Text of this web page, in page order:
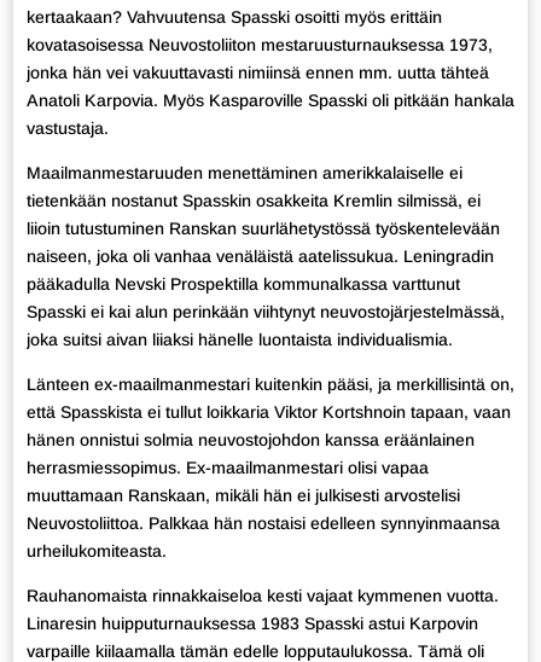
kertaakaan? Vahvuutensa Spasski osoitti myös erittäin
kovatasoisessa Neuvostoliiton mestaruusturnauksessa 1973,
jonka hän vei vakuuttavasti nimiinsä ennen mm. uutta tähteä
Anatoli Karpovia. Myös Kasparoville Spasski oli pitkään hankala
vastustaja.
Maailmanmestaruuden menettäminen amerikkalaiselle ei
tietenkään nostanut Spasskin osakkeita Kremlin silmissä, ei
liioin tutustuminen Ranskan suurlähetystössä työskentelevään
naiseen, joka oli vanhaa venäläistä aatelissukua. Leningradin
pääkadulla Nevski Prospektilla kommunalkassa varttunut
Spasski ei kai alun perinkään viihtynyt neuvostojärjestelmässä,
joka suitsi aivan liiaksi hänelle luontaista individualismia.
Länteen ex-maailmanmestari kuitenkin pääsi, ja merkillisintä on,
että Spasskista ei tullut loikkaria Viktor Kortshnoin tapaan, vaan
hänen onnistui solmia neuvostojohdon kanssa eräänlainen
herrasmiessopimus. Ex-maailmanmestari olisi vapaa
muuttamaan Ranskaan, mikäli hän ei julkisesti arvostelisi
Neuvostoliittoa. Palkkaa hän nostaisi edelleen synnyinmaansa
urheilukomiteasta.
Rauhanomaista rinnakkaiseloa kesti vajaat kymmenen vuotta.
Linaresin huipputurnauksessa 1983 Spasski astui Karpovin
varpaille kiilaamalla tämän edelle lopputaulukossa. Tämä oli